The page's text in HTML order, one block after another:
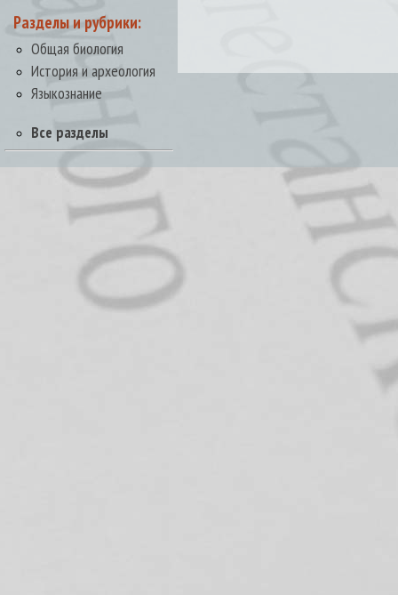
Разделы и рубрики:
Общая биология
История и археология
Языкознание
Все разделы